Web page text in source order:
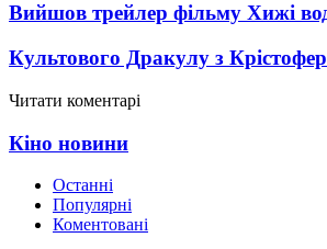
Вийшов трейлер фільму Хижі
Культового Дракулу з
Читати коментарі
Кіно новини
Останні
Популярні
Коментовані